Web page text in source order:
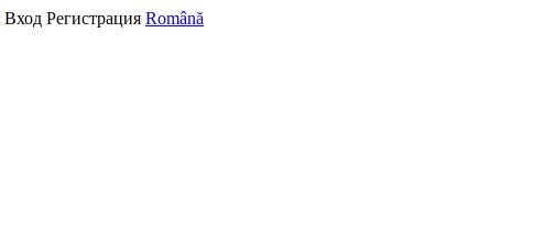
Вход Регистрация Română